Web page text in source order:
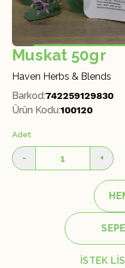
Muskat 50gr
Haven Herbs & Blends
Barkod:742259129830
Ürün Kodu:100120
Adet
- +
İSTEK